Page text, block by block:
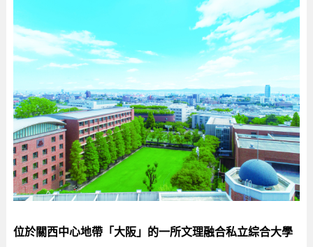
位於關西中心地帶「大阪」的一所文理融合私立綜合大學